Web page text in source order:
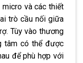
và các thiết
trò cầu nối giữa
Tùy vào thương
tâm có thể được
để phù hợp với